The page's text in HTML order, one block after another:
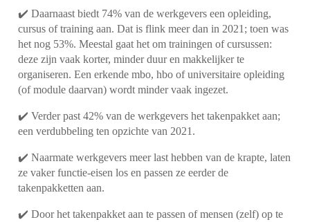
✔️ Daarnaast biedt 74% van de werkgevers een opleiding,
cursus of training aan. Dat is flink meer dan in 2021; toen was
het nog 53%. Meestal gaat het om trainingen of cursussen:
deze zijn vaak korter, minder duur en makkelijker te
organiseren. Een erkende mbo, hbo of universitaire opleiding
(of module daarvan) wordt minder vaak ingezet.
✔️ Verder past 42% van de werkgevers het takenpakket aan;
een verdubbeling ten opzichte van 2021.
✔️ Naarmate werkgevers meer last hebben van de krapte, laten
ze vaker functie-eisen los en passen ze eerder de
takenpakketten aan.
✔️ Door het takenpakket aan te passen of mensen (zelf) op te